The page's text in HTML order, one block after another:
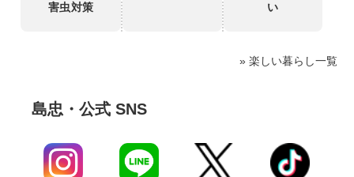
害虫対策
い
» 楽しい暮らし一覧
島忠・公式 SNS